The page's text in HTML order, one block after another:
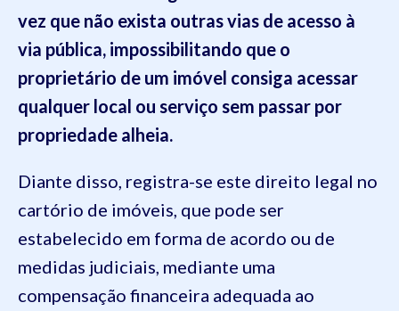
vez que não exista outras vias de acesso à
via pública, impossibilitando que o
proprietário de um imóvel consiga acessar
qualquer local ou serviço sem passar por
propriedade alheia.
Diante disso, registra-se este direito legal no
cartório de imóveis, que pode ser
estabelecido em forma de acordo ou de
medidas judiciais, mediante uma
compensação financeira adequada ao